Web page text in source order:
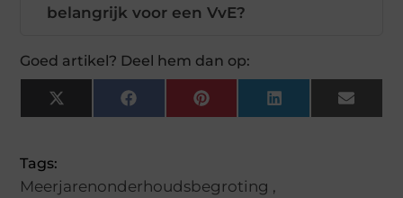
belangrijk voor een VvE?
Goed artikel? Deel hem dan op:
X
(Twitter)
FacebookPinterestLinkedInEmail
Tags:
Meerjarenonderhoudsbegroting ,